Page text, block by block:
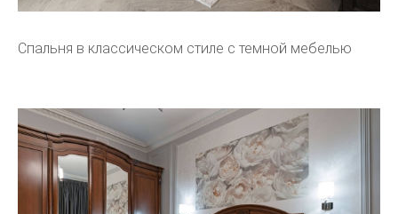
Спальня в классическом стиле с темной мебелью